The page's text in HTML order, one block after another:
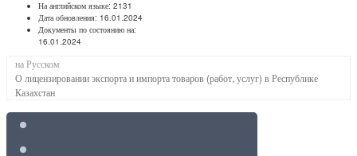
На английском языке: 2131
Дата обновления: 16.01.2024
Документы по состоянию на:
16.01.2024
на Русском
О лицензировании экспорта и импорта товаров (работ, услуг) в Республике
Казахстан